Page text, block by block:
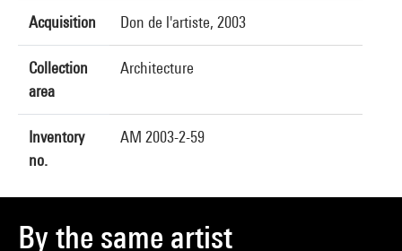
Acquisition Don de l'artiste, 2003
Collection
area
Architecture
Inventory
no.
AM 2003-2-59
By the same artist